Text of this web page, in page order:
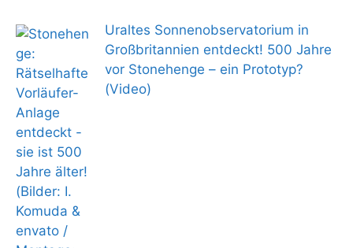
Uraltes Sonnenobservatorium in
Großbritannien entdeckt! 500 Jahre
vor Stonehenge – ein Prototyp?
(Video)